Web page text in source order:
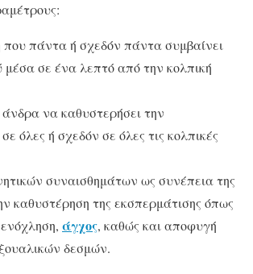
που πάντα ή σχεδόν πάντα συμβαίνει
μέσα σε ένα λεπτό από την κολπική
να καθυστερήσει την
όλες ή σχεδόν σε όλες τις κολπικές
συναισθημάτων ως συνέπεια της
καθυστέρηση της εκσπερμάτισης όπως
άγχος, καθώς και αποφυγή
δεσμών.